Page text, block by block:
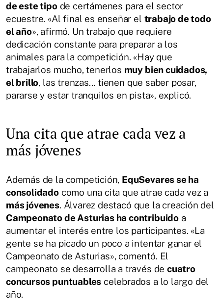
de este tipode certámenes para el sector
ecuestre. «Al final es enseñar el trabajo de todo
el año», afirmó. Un trabajo que requiere
dedicación constante para preparar a los
animales para la competición. «Hay que
trabajarlos mucho, tenerlos muy bien cuidados,
el brillo, las trenzas... tienen que saber posar,
pararse y estar tranquilos en pista», explicó.
Una cita que atrae cada vez a
más jóvenes
Además de la competición, EquSevares se ha
consolidadocomo una cita que atrae cada vez a
más jóvenes. Álvarez destacó que la creación del
Campeonato de Asturias ha contribuidoa
aumentar el interés entre los participantes. «La
gente se ha picado un poco a intentar ganar el
Campeonato de Asturias», comentó. El
campeonato se desarrolla a través de cuatro
concursos puntuables celebrados a lo largo del
año.